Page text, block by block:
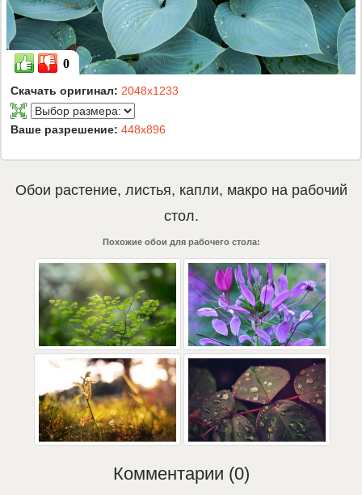
0
Скачать оригинал: 2048x1233
Ваше разрешение: 448x896
Обои растение, листья, капли, макрона рабочий
стол.
Похожие обои для рабочего стола:
Комментарии (0)